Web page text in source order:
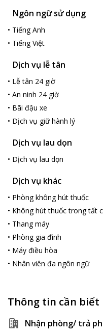
Sân bay gần nhất là Sân
sạn 10 km.
Ngôn ngữ sử dụng
• Tiếng Anh
• Tiếng Việt
Dịch vụ lễ tân
• Lễ tân 24 giờ
• An ninh 24 giờ
• Bãi đậu xe
• Dịch vụ giữ hành lý
Dịch vụ lau dọn
• Dịch vụ lau dọn
Dịch vụ khác
• Phòng không hút thuốc
• Không hút thuốc trong tất
• Thang máy
• Phòng gia đình
• Máy điều hòa
• Nhân viên đa ngôn ngữ
Thông tin cần biết
Nhận phòng/ trả